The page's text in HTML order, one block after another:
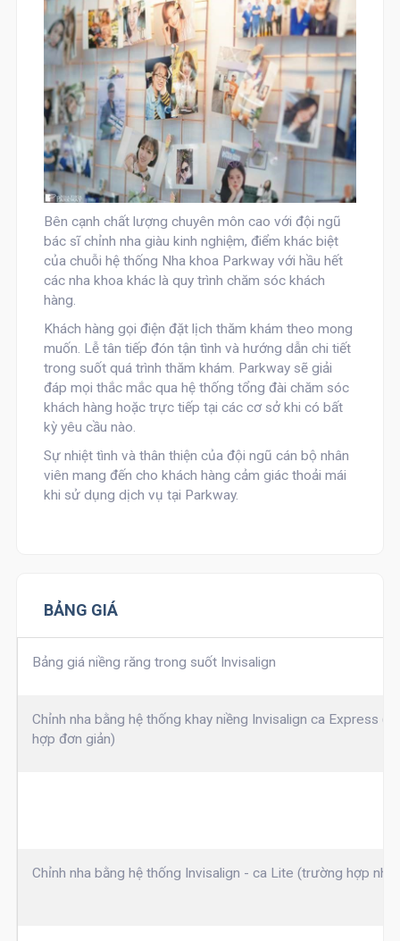
Bên cạnh chất lượng chuyên môn cao với đội ngũ
bác sĩ chỉnh nha giàu kinh nghiệm, điểm khác biệt
của chuỗi hệ thống Nha khoa Parkwayvới hầu hết
các nha khoa khác là quy trình chăm sóc khách
hàng.
Khách hàng gọi điện đặt lịch thăm khám theo mong
muốn. Lễ tân tiếp đón tận tình và hướng dẫn chi tiết
trong suốt quá trình thăm khám. Parkway sẽ giải
đáp mọi thắc mắc qua hệ thống tổng đài chăm sóc
khách hàng hoặc trực tiếp tại các cơ sở khi có bất
kỳ yêu cầu nào.
Sự nhiệt tình và thân thiện của đội ngũ cán bộ nhân
viên mang đến cho khách hàng cảm giác thoải mái
khi sử dụng dịch vụ tại Parkway.
BẢNG GIÁ
Bảng giá niềng răng trong suốt Invisalign
Chỉnh nha bằng hệ thống khay niềng Invisalign ca Express
hợp đơn giản)
Chỉnh nha bằng hệ thống Invisalign - ca Lite (trường hợp nhẹ)